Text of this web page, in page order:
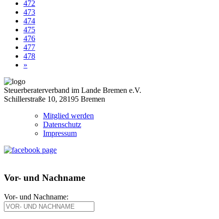
472
473
474
475
476
477
478
»
Steuerberaterverband im Lande Bremen e.V.
Schillerstraße 10, 28195 Bremen
Mitglied werden
Datenschutz
Impressum
Vor- und Nachname
Vor- und Nachname: